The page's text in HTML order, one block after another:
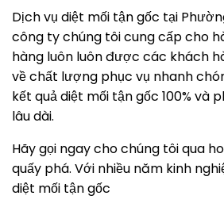
Dịch vụ diệt mối tận gốc tại
công ty chúng tôi cung cấp cho
hàng luôn luôn được các khách
về chất lượng phục vụ nhanh
kết quả diệt mối tận gốc 100% và
lâu dài.
Hãy gọi ngay cho chúng tôi qua
quấy phá. Với nhiều năm kinh
diệt mối tận gốc